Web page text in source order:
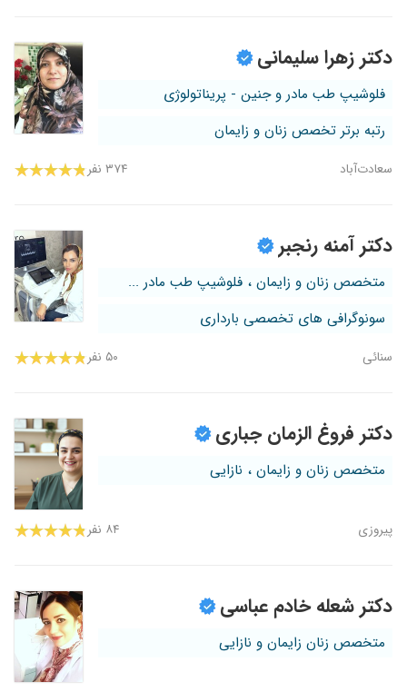
دکتر زهرا سلیمانی
فلوشیپ طب مادر و جنین - پریناتولوژی
رتبه برتر تخصص زنان و زایمان
سعادت‌آباد ۳۷۴ نفر
دکتر آمنه رنجبر
متخصص زنان و زایمان ، فلوشیپ طب مادر ...
سونوگرافی های تخصصی بارداری
سنائی ۵۰ نفر
دکتر فروغ الزمان جباری
متخصص زنان و زایمان ، نازایی
پیروزی ۸۴ نفر
دکتر شعله خادم عباسی
متخصص زنان زایمان و نازایی